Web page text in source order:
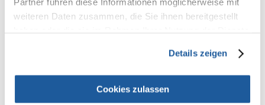
weiteren Daten zusammen, die Sie ihnen bereitgestellt
Details zeigen
Cookies zulassen
Fragen und Antworten (FAQ)